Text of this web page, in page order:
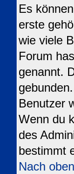
Es
erste
wie viele
Forum
genannt.
Benutzer
Wenn du
des
bestimmt
Nach oben